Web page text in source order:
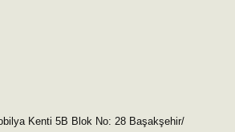
Kenti 5B Blok No: 28 Başakşehir/